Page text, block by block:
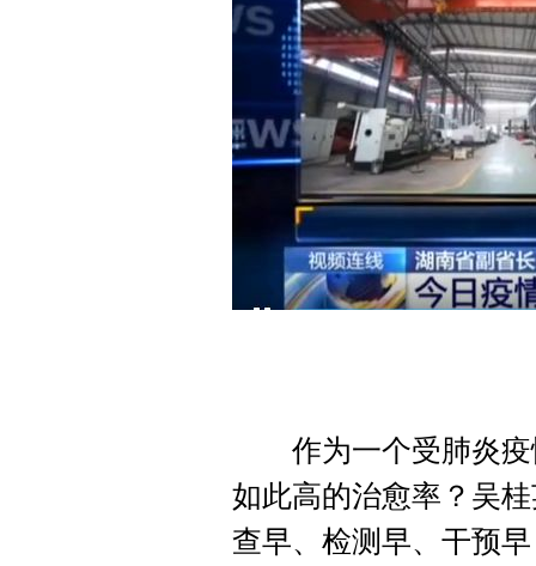
作为一个受肺炎疫
如此高的治愈率？吴
查早、检测早、干预